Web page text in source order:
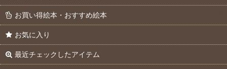
お買い得絵本・おすすめ絵本
お気に入り
最近チェックしたアイテム